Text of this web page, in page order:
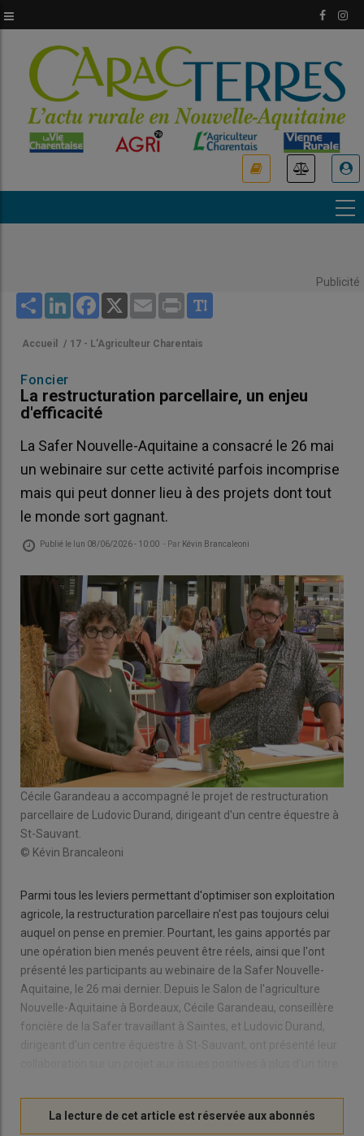
au
principal
Publicité
Share LinkedInFacebook
X Email Print
Accueil / 17 - L’Agriculteur Charentais
Foncier
La restructuration parcellaire, un enjeu
d'efficacité
La Safer Nouvelle-Aquitaine a consacré le 26 mai
un webinaire sur cette activité parfois incomprise
mais qui peut donner lieu à des projets dont tout
le monde sort gagnant.
Publié le lun 08/06/2026 - 10:00 - Par Kévin Brancaleoni
Cécile Garandeau a accompagné le projet de restructuration
parcellaire de Ludovic Durand, dirigeant d'un centre équestre à
St-Sauvant.
© Kévin Brancaleoni
Parmi tous les leviers permettant d'optimiser son exploitation
agricole, la restructuration parcellaire n'est pas toujours celui
auquel on pense en premier. Pourtant, les gains apportés par
une opération bien menés peuvent être réels, ainsi que l'ont
présenté les participants au webinaire de la Safer Nouvelle-
Aquitaine, le 26 mai dernier. Depuis le Salon de l'agriculture
Nouvelle-Aquitaine à Bordeaux, Cécile Garandeau, conseillère
foncière de la Safer travaillant à Saintes, et Ludovic Durand,
dirigeant d'un centre équestre à St-Sauvant, ont présenté leur